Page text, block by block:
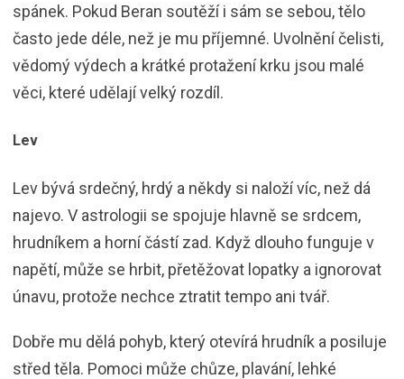
spánek. Pokud Beran soutěží i sám se sebou, tělo
často jede déle, než je mu příjemné. Uvolnění čelisti,
vědomý výdech a krátké protažení krku jsou malé
věci, které udělají velký rozdíl.
Lev
Lev bývá srdečný, hrdý a někdy si naloží víc, než dá
najevo. V astrologii se spojuje hlavně se srdcem,
hrudníkem a horní částí zad. Když dlouho funguje v
napětí, může se hrbit, přetěžovat lopatky a ignorovat
únavu, protože nechce ztratit tempo ani tvář.
Dobře mu dělá pohyb, který otevírá hrudník a posiluje
střed těla. Pomoci může chůze, plavání, lehké